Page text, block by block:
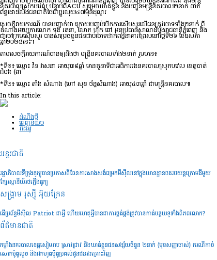
នគរបាលស្រុកបវេល បន្ទាប់ពីACU សម្រេចឃាត់ខ្លួន និងបញ្ជូនមន្រ្តីនគរបាល២នាក់ ពាក់
ព័ន្ធដោះលែងជនជាតិថៃជាថ្នូរលុយ៤៧ម៉ឺនដុល្លារ
សេចក្តីរាយការណ៍ បានបញ្ជាក់ថា ក្រោយបញ្ចប់បើកការស៊ើបសួរលើជនត្រូវចោទទាំង២នាក់ ពី
តំណាងអយ្យការលោក ទុង រតនា, លោក ហុក ពៅ អនុប្រធានសាលាដំបូងរាជធានីភ្នំពេញ និង
ជាចៅក្រមស៊ើបសួរ បានសម្រេចខ្លួនជនជាប់ចោទដាក់ពន្ធនាគារព្រៃសនៅថ្ងៃទី២៦ ខែឧសភា
ឆ្នាំ២០២៥នេះ។
តាមសេចក្តីរាយការណ៍បានឲ្យដឹងថា មន្រ្តីនគរបាលទាំង២នាក់ រួមមាន៖
*ទី១៖ ឈ្មោះ វ៉ន វាសនា អាយុ៣៨ឆ្នាំ មានតួនាទីជាអធិការរងនគរបាលស្រុកបវេល ខេត្តបាត់
ដំបង (ពា
*ទី២៖ ឈ្មោះ តាំង សំណាង (ហៅ សុខ ច័ន្ទសំណាង) អាយុ៤៣ឆ្នាំ ជាមន្រ្តីនគរបាល៕
In this article:
ដំណឹងថ្មី
ពេញនិយម
វីដេអូ
អន្តរជាតិ
រដ្ឋាភិបាលទីក្រុងតូក្យូបានប្រកាសពីផែនការសាងសង់ជម្រកមីស៊ីលនៅក្នុងយានដ្ឋានចតរថយន្តក្រោមដីមួយ
ក្បែរស្ថានីយ៍រថភ្លើងតូក្យូ
សង្គ្រាម រុស្ស៊ី អ៊ុយក្រែន
តើប្រព័ន្ធមីស៊ីល Patriot ជាអ្វី ហើយហេតុអ្វីបានជាការផ្គត់ផ្គង់ត្រូវបានកាត់បន្ថយទូទាំងពិភពលោក?
ព័ត៌មានជាតិ
កម្លាំងនគរបាលខេត្តសៀមរាប ស្រាវជ្រាវ និងឃាត់ខ្លួនជនសង្ស័យចំនួន ២នាក់ (មុខសញ្ញាចាស់) ករណីកាច់
សោកម៉ូតូលួច និងដកហូតម៉ូតូប្រគល់ជូនជនរងគ្រោះវិញ